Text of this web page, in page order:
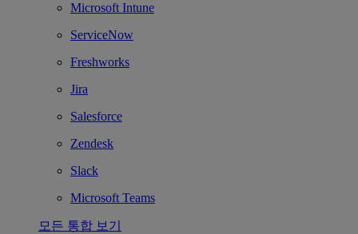
Microsoft Intune
ServiceNow
Freshworks
Jira
Salesforce
Zendesk
Slack
Microsoft Teams
모든 통합 보기